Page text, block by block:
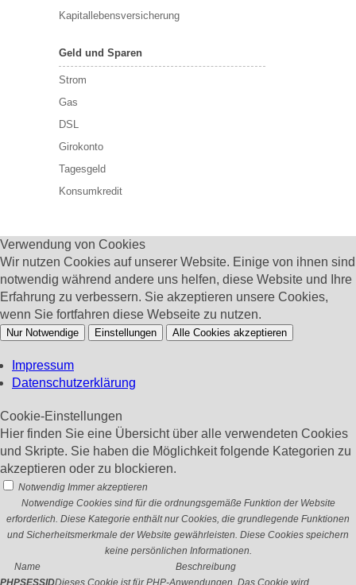
Kapitallebensversicherung
Geld und Sparen
Strom
Gas
DSL
Girokonto
Tagesgeld
Konsumkredit
Verwendung von Cookies
Wir nutzen Cookies auf unserer Website. Einige von ihnen sind
notwendig während andere uns helfen, diese Website und Ihre
Erfahrung zu verbessern. Sie akzeptieren unsere Cookies,
wenn Sie fortfahren diese Webseite zu nutzen.
Nur Notwendige Einstellungen Alle Cookies akzeptieren
Impressum
Datenschutzerklärung
Cookie-Einstellungen
Hier finden Sie eine Übersicht über alle verwendeten Cookies
und Skripte. Sie haben die Möglichkeit folgende Kategorien zu
akzeptieren oder zu blockieren.
Notwendig Immer akzeptieren
Notwendige Cookies sind für die ordnungsgemäße Funktion der Website
erforderlich. Diese Kategorie enthält nur Cookies, die grundlegende Funktionen
und Sicherheitsmerkmale der Website gewährleisten. Diese Cookies speichern
keine persönlichen Informationen.
Name
Beschreibung
PHPSESSIDDieses Cookie ist für PHP-Anwendungen. Das Cookie wird